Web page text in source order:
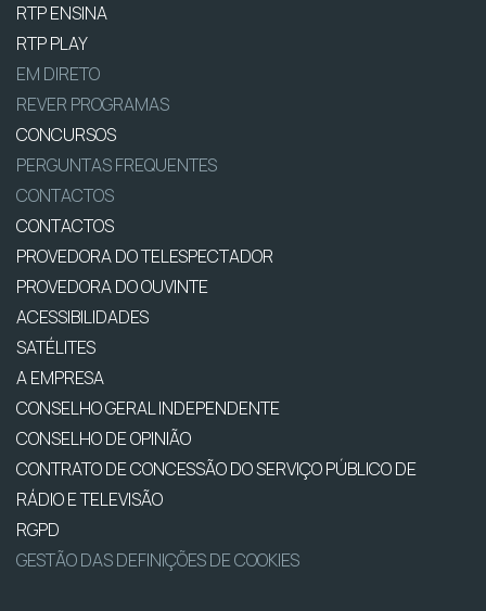
RTP ENSINA
RTP PLAY
EM DIRETO
REVER PROGRAMAS
CONCURSOS
PERGUNTAS FREQUENTES
CONTACTOS
CONTACTOS
PROVEDORA DO TELESPECTADOR
PROVEDORA DO OUVINTE
ACESSIBILIDADES
SATÉLITES
A EMPRESA
CONSELHO GERAL INDEPENDENTE
CONSELHO DE OPINIÃO
CONTRATO DE CONCESSÃO DO SERVIÇO PÚBLICO DE
RÁDIO E TELEVISÃO
RGPD
GESTÃO DAS DEFINIÇÕES DE COOKIES